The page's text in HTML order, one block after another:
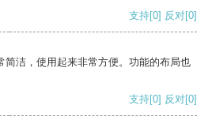
支持[0] 反对[0]
简洁，使用起来非常方便。功能的布局也
支持[0] 反对[0]